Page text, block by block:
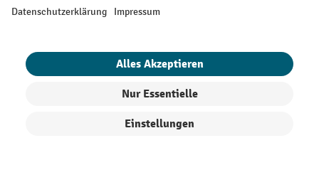
Hubwagen – vielseitige Helfer in
Lager, Logistik und Verkauf
Hubwagen als auch Modelle für Spezialanwendungen. Unser